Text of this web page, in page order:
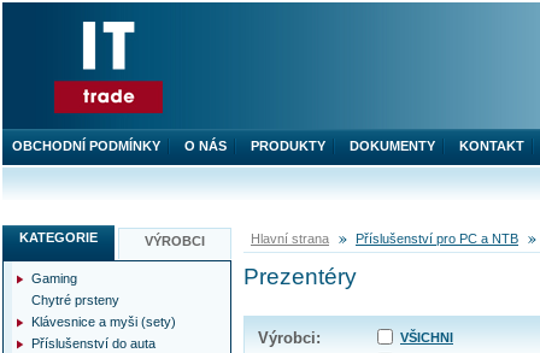
Hlavní strana Příslušenství pro PC a NTB
Prezentéry
Výrobci:
VŠICHNI
KATEGORIE VÝROBCI
Gaming
Chytré prsteny
Klávesnice a myši (sety)
Příslušenství do auta
OBCHODNÍ PODMÍNKY O NÁS PRODUKTY DOKUMENTY KONTAKT